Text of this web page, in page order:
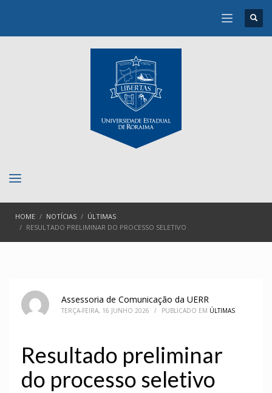
HOME NOTÍCIAS
ÚLTIMAS
RESULTADO PRELIMINAR DO PROCESSO SELETIVO
Assessoria de Comunicação da UERR
TERÇA-FEIRA, 16 JUNHO 2026 / PUBLICADO EM ÚLTIMAS
Resultado preliminar
do processo seletivo